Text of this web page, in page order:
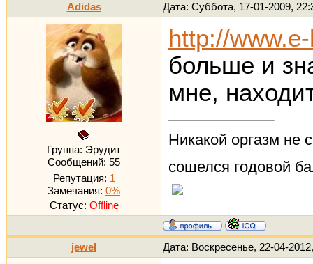
Adidas Дата: Суббота, 17-01-2009,
Группа: Эрудит
Сообщений: 55
Репутация: 1
Замечания: 0%
Статус: Offline
http://
больше и
мне,
Никакой оргазм не
сошелся годовой
jewel Дата: Воскресенье, 22-04-